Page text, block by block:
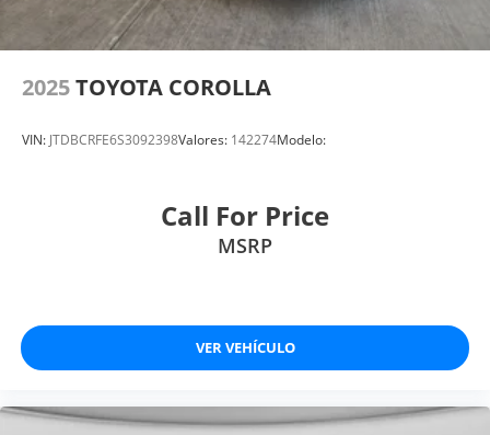
2025TOYOTA COROLLA
VIN: JTDBCRFE6S3092398Valores: 142274Modelo:
Call For Price
MSRP
VER VEHÍCULO